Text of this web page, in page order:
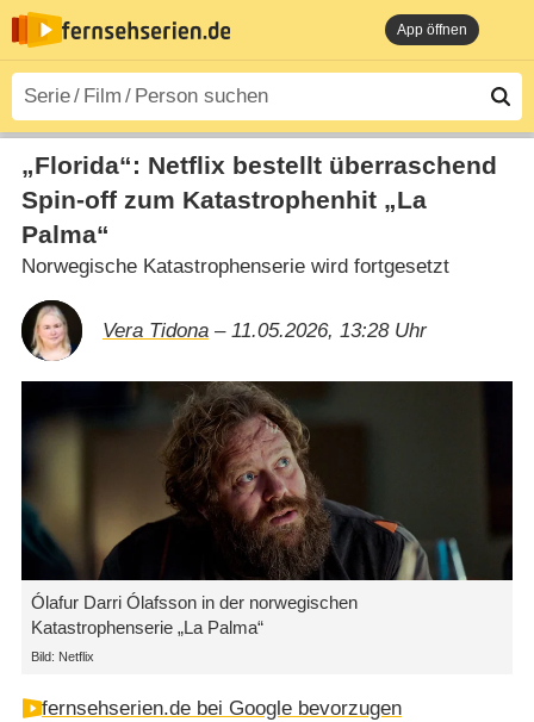
App öffnen
„Florida“: Netflix bestellt überraschend
Spin-off zum Katastrophenhit „La
Palma“
Norwegische Katastrophenserie wird fortgesetzt
Vera Tidona– 11.05.2026, 13:28 Uhr
Ólafur Darri Ólafsson in der norwegischen
Katastrophenserie „La Palma“
Bild: Netflix
fernsehserien.de bei Google bevorzugen